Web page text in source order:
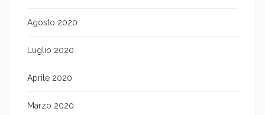
Agosto 2020
Luglio 2020
Aprile 2020
Marzo 2020